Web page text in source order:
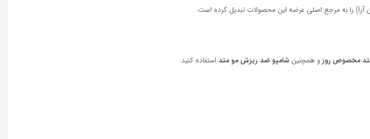
آرا) را به مرجع اصلی عرضه این محصولات تبدیل کرده است.
مخصوص روز و همچنین شامپو ضد ریزش مو متد استفاده کنید.